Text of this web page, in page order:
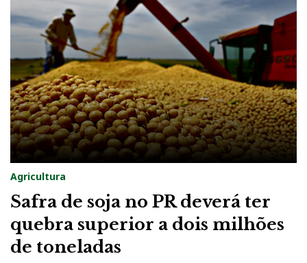
Agricultura
Safra de soja no PR deverá ter
quebra superior a dois milhões
de toneladas